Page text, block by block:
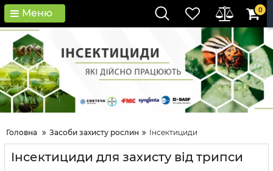
Меню 0
Головна Засоби захисту рослин Інсектициди
Інсектициди для захисту від трипси